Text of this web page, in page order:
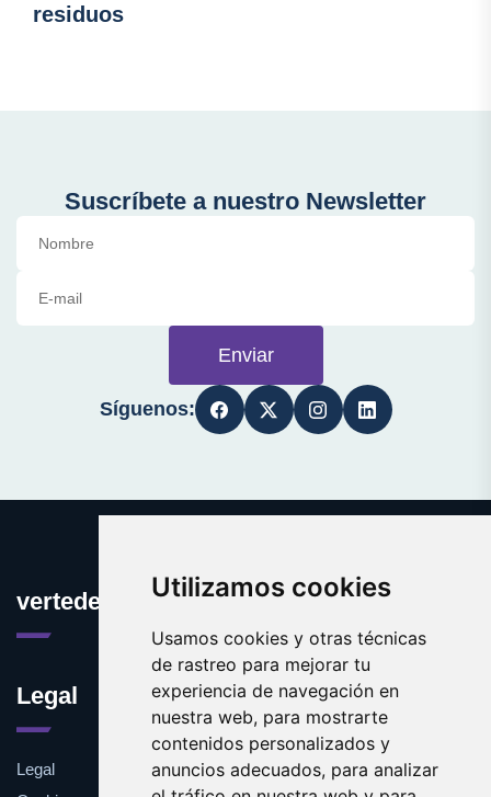
Utilizamos cookies
Usamos cookies y otras técnicas
de rastreo para mejorar tu
experiencia de navegación en
nuestra web, para mostrarte
contenidos personalizados y
anuncios adecuados, para analizar
residuos
Suscríbete a nuestro Newsletter
Enviar
Síguenos:
vertedero.es
Legal
Legal